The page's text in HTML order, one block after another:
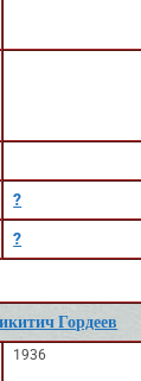
?
?
Гордеев
1936